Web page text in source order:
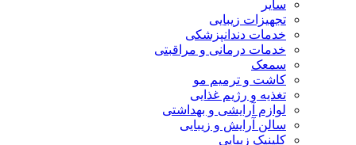
سایر
تجهیزات زیبایی
خدمات دندانپزشکی
خدمات درمانی و مراقبتی
سمعک
کاشت و ترمیم مو
تغذیه و رژیم غذایی
لوازم آرایشی و بهداشتی
سالن آرایش و زیبایی
کلینیک زیبایی